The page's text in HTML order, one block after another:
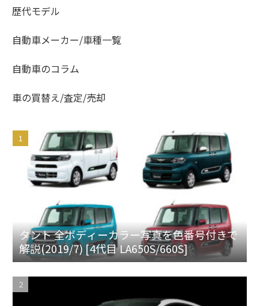
歴代モデル
自動車メーカー/車種一覧
自動車のコラム
車の買替え/査定/売却
タント 全ボディーカラー写真を色番号付きで
解説(2019/7) [4代目 LA650S/660S]